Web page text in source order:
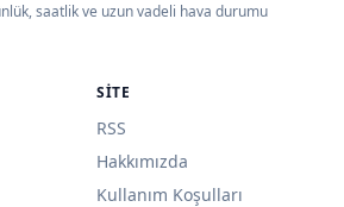
saatlik ve uzun vadeli hava durumu
SITE
RSS
Hakkımızda
Kullanım Koşulları